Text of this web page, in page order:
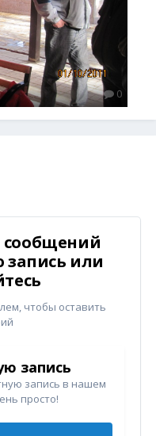
0
запись или
чтобы оставить
запись
запись в нашем
просто!